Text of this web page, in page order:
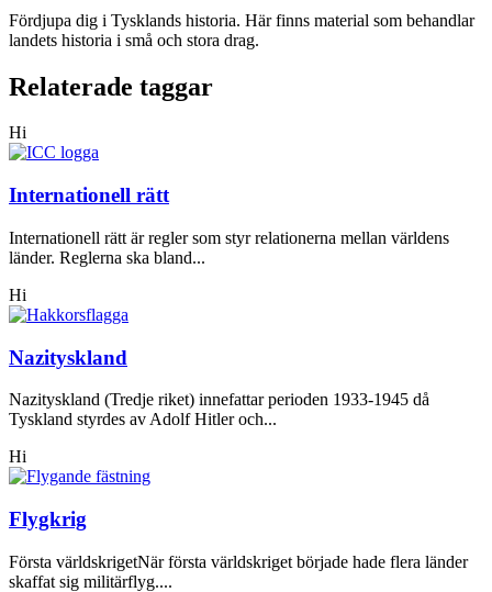
Fördjupa dig i Tysklands historia. Här finns material som behandlar
landets historia i små och stora drag.
Relaterade taggar
Hi
Internationell rätt
Internationell rätt är regler som styr relationerna mellan världens
länder. Reglerna ska bland...
Hi
Nazityskland
Nazityskland (Tredje riket) innefattar perioden 1933-1945 då
Tyskland styrdes av Adolf Hitler och...
Hi
Flygkrig
Första världskrigetNär första världskriget började hade flera länder
skaffat sig militärflyg....